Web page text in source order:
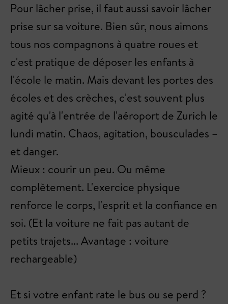
Pour lâcher prise, il faut aussi savoir lâcher
prise sur sa voiture. Bien sûr, nous aimons
tous nos compagnons à quatre roues et
c'est pratique de déposer les enfants à
l'école le matin. Mais devant les portes des
écoles et des crèches, c'est souvent plus
agité qu'à l'entrée de l'aéroport de Zurich le
lundi matin. Chaos, agitation, bousculades –
et danger.
Mieux : courir un peu. Ou même
complètement. L'exercice physique
renforce le corps, l'esprit et la confiance en
soi. (Et la voiture ne fait pas autant de
petits trajets... Avantage : voiture
rechargeable)
Et si votre enfant rate le bus ou se perd ?